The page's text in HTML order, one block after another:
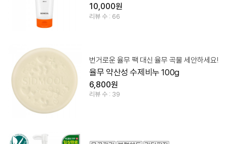
10,000원
리뷰 수 : 66
번거로운 율무 팩 대신 율무 곡물 세안하세요!
율무 약산성 수제비누 100g
6,800원
리뷰 수 : 39